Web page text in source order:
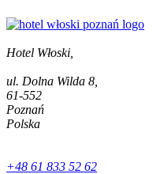
Hotel Włoski,
ul. Dolna Wilda 8,
61-552
Poznań
Polska
+48 61 833 52 62